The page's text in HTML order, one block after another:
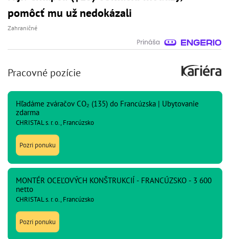
pomôcť mu už nedokázali
Zahraničné
Pracovné pozície
Hľadáme zváračov CO₂ (135) do Francúzska | Ubytovanie
zdarma
CHRISTAL s. r. o., Francúzsko
Pozri ponuku
MONTÉR OCEĽOVÝCH KONŠTRUKCIÍ - FRANCÚZSKO - 3 600
netto
CHRISTAL s. r. o., Francúzsko
Pozri ponuku